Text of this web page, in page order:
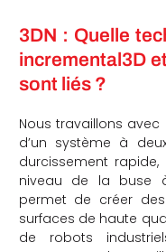
3DN : Quelle
incremental3D
sont liés ?
Nous travaillons avec
d’un système à
durcissement
niveau de la buse
permet de créer
surfaces de haute
de robots